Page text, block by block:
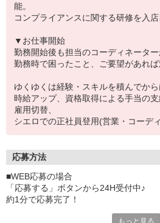
能。
コンプライアンスに関する研修を入店
▼お仕事開始
勤務開始後も担当のコーディネーター
勤務時で困ったこと、ご要望があれば
ゆくゆくは経験・スキルを積んでから
時給アップ、資格取得による手当の
雇用切替、
シエロでの正社員登用(営業・コーデ
応募方法
■WEB応募の場合
「応募する」ボタンから24H受付中♪
約1分で応募完了！
もっと見る